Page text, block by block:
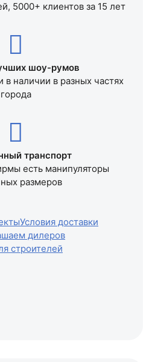
5000+ клиентов за 15 лет
шоу-румов
в наличии в разных частях
города
транспорт
есть манипуляторы
размеров
Условия доставки
дилеров
строителей